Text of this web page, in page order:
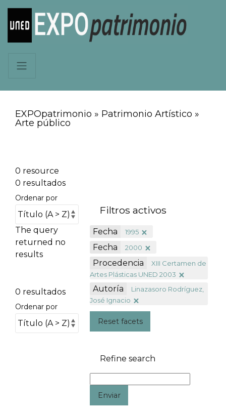
EXPOpatrimonio » Patrimonio Artístico »
Arte público
0 resource
0 resultados
Ordenar por
The query
returned no
results
0 resultados
Ordenar por
Filtros activos
Fecha 1995
Fecha 2000
Procedencia
XIII Certamen de
Artes Plásticas UNED 2003
Autoría
Linazasoro Rodríguez,
José Ignacio
Reset facets
Refine search
Enviar